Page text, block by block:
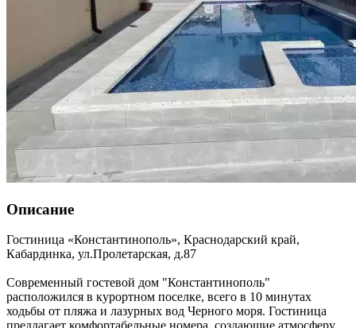
Описание
Гостиница «Константинополь», Краснодарский край,
Кабардинка, ул.Пролетарская, д.87
Современный гостевой дом "Константинополь"
расположился в курортном поселке, всего в 10 минутах
ходьбы от пляжа и лазурных вод Черного моря. Гостиница